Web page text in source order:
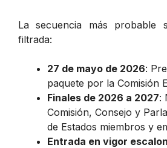
La secuencia más probable
filtrada:
27 de mayo de 2026:
paquete por la Comisión
Finales de 2026 a 2027:
Comisión, Consejo y
de Estados miembros y
Entrada en vigor